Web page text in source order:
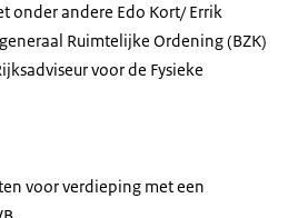
onder andere Edo Kort/ Errik
Ruimtelijke Ordening (BZK)
voor de Fysieke
voor verdieping met een